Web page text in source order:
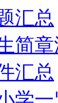
汇总
简
汇总